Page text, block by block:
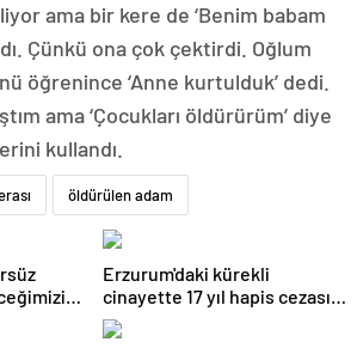
ama bir kere de ‘Benim babam
Çünkü ona çok çektirdi. Oğlum
öğrenince ‘Anne kurtulduk’ dedi.
ama ‘Çocukları öldürürüm’ diye
kullandı.
öldürülen adam
Erzurum'daki kürekli
cinayette 17 yıl hapis cezası
kesinleşti